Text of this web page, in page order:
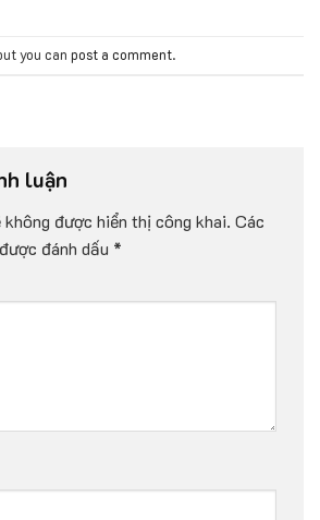
you can post a comment.
luận
không được hiển thị công khai. Các
đánh dấu *